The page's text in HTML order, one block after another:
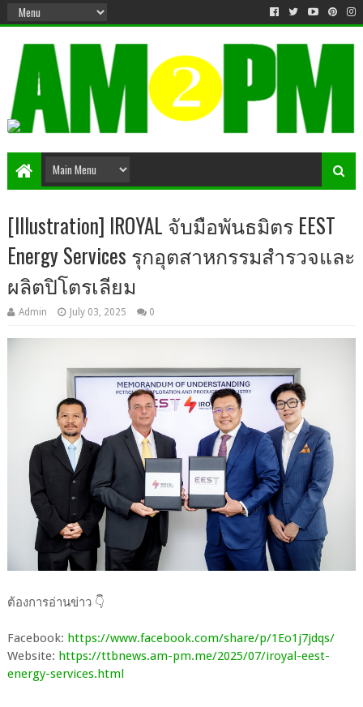
Matter & Entertainment
[Illustration] IROYAL จับมือพันธมิตร EEST
Energy Services รุกอุตสาหกรรมสำรวจและ
ผลิตปิโตรเลียม
Admin July 03, 2025 0
ต้องการอ่านข่าว 👇
Facebook: https://www.facebook.com/share/p/1Eo1j7jdqs/
Website: https://ttbnews.am-pm.me/2025/07/iroyal-eest-
energy-services.html